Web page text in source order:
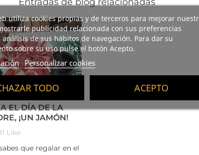
utiliza cookies propias y de terceros para mejorar
publicidad relacionada con sus preferencias
de sus hábitos de navegación. Para dar su
sobre su uso pulse el botón Acepto.
Personalizar cookies
TODO ACEPTO
EL DÍA DE LA
¡UN JAMÓN!
Like
que regalar en el